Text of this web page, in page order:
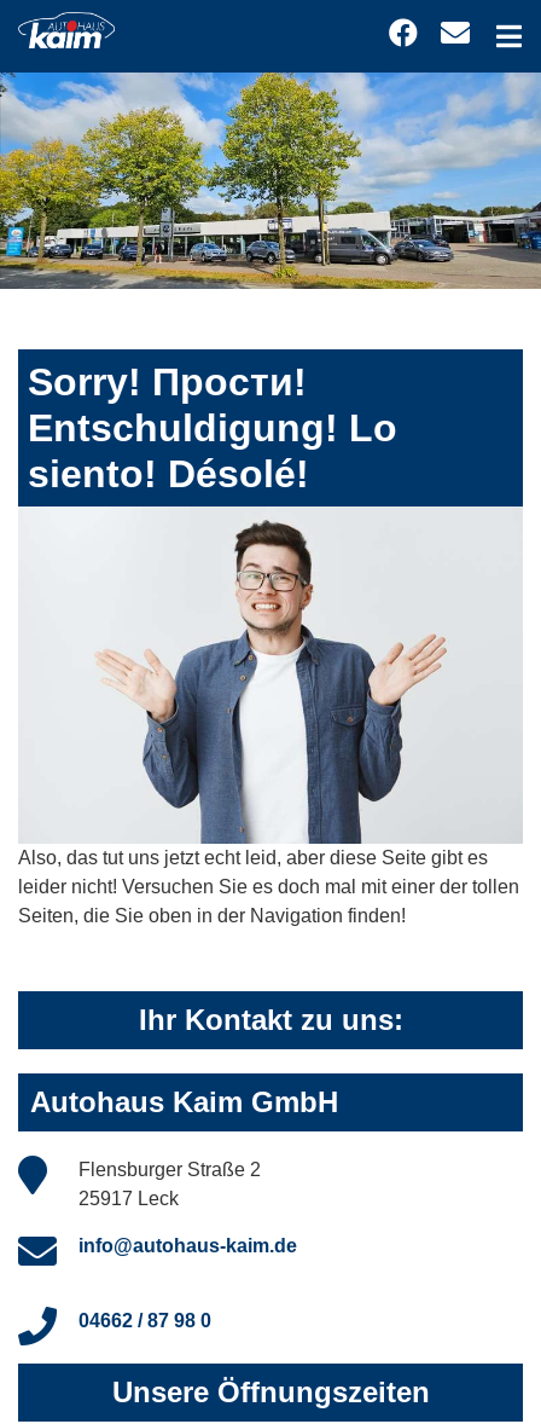
Sorry! Прости!
Entschuldigung! Lo
siento! Désolé!
Also, das tut uns jetzt echt leid, aber diese Seite gibt es
leider nicht! Versuchen Sie es doch mal mit einer der tollen
Seiten, die Sie oben in der Navigation finden!
Ihr Kontakt zu uns:
Autohaus Kaim GmbH
Flensburger Straße 2
25917 Leck
info@autohaus-kaim.de
04662 / 87 98 0
Unsere Öffnungszeiten